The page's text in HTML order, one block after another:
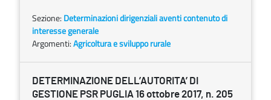
Sezione: Determinazioni dirigenziali aventi contenuto di
interesse generale
Argomenti:Agricoltura e sviluppo rurale
DETERMINAZIONE DELL’AUTORITA’ DI
GESTIONE PSR PUGLIA 16 ottobre 2017, n. 205